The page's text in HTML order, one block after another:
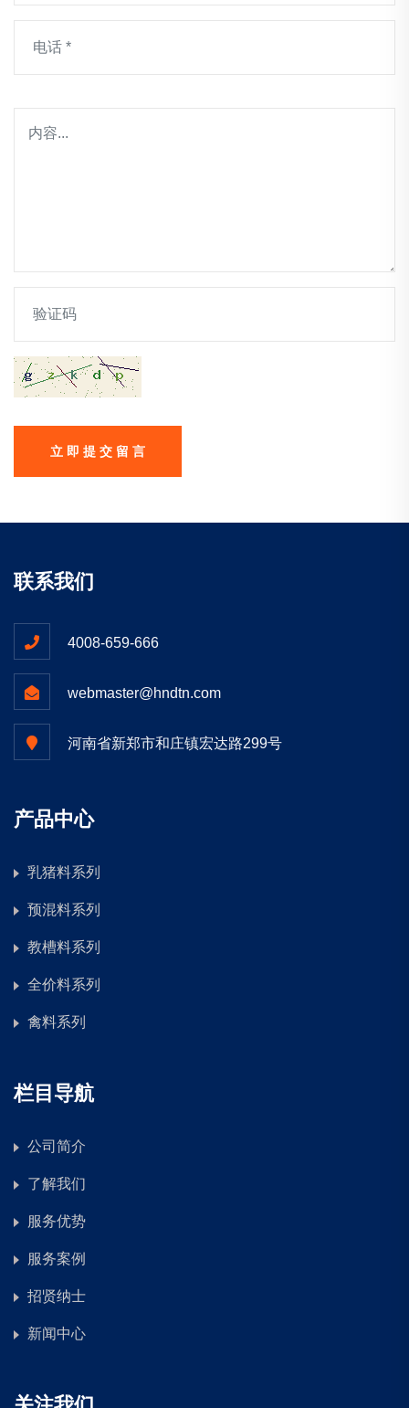
立 即 提 交 留 言
联系我们
4008-659-666
webmaster@hndtn.com
河南省新郑市和庄镇宏达路299号
产品中心
乳猪料系列
预混料系列
教槽料系列
全价料系列
禽料系列
栏目导航
公司简介
了解我们
服务优势
服务案例
招贤纳士
新闻中心